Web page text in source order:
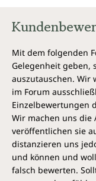
dann extrahiert.
Kapseln aus
Einnahme.
Jedes Glas
enthält 240
Monatsvorrat.
Vegan und
Zusatzstoffe
Mit dem folgenden
Gelegenheit geben,
auszutauschen. Wir
im Forum
Einzelbewertungen
Wir machen uns die
veröffentlichen sie
distanzieren uns
und können und
falsch bewerten.